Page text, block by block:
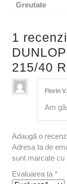
Greutate
1
215/40
Florin V.
Am
Adaugă o
Adresa ta de
sunt marcate cu
Evaluarea ta *